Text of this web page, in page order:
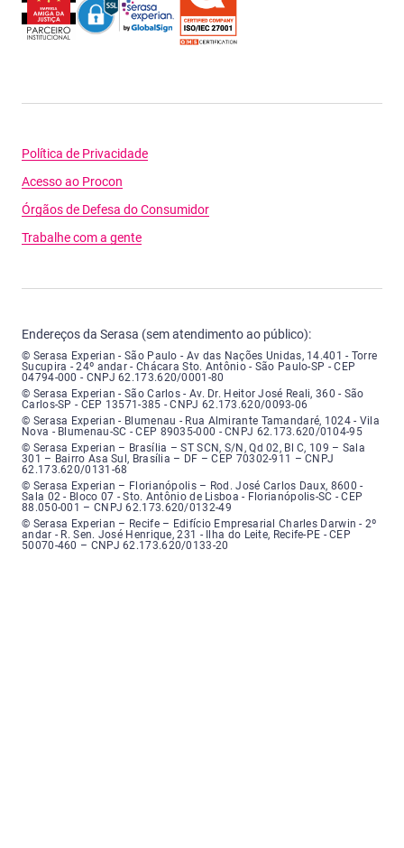
Política de Privacidade
Acesso ao Procon
Órgãos de Defesa do Consumidor
Trabalhe com a gente
Endereços da Serasa (sem atendimento ao público):
Serasa Experian - São Paulo - Endereço: Avenida das Nações Unidas,
© Serasa Experian - São Paulo - Av das Nações Unidas, 14.401 - Torre
Sucupira - 24º andar - Chácara Sto. Antônio - São Paulo-SP - CEP
04794-000 - CNPJ 62.173.620/0001-80
Serasa Experian - São Carlos - Endereço: Avenida Doutor Heitor José
© Serasa Experian - São Carlos - Av. Dr. Heitor José Reali, 360 - São
Carlos-SP - CEP 13571-385 - CNPJ 62.173.620/0093-06
Serasa Experian - Blumenau - Endereço: Rua Almirante Tamandaré,
© Serasa Experian - Blumenau - Rua Almirante Tamandaré, 1024 - Vila
Nova - Blumenau-SC - CEP 89035-000 - CNPJ 62.173.620/0104-95
Serasa Experian - Brasília, Endereço: Setor Comercial Norte, sem
© Serasa Experian – Brasília – ST SCN, S/N, Qd 02, Bl C, 109 – Sala
301 – Bairro Asa Sul, Brasília – DF – CEP 70302-911 – CNPJ
62.173.620/0131-68
Serasa Experian - Florianópolis, Endereço: Rodovia José Carlos, número
© Serasa Experian – Florianópolis – Rod. José Carlos Daux, 8600 -
Sala 02 - Bloco 07 - Sto. Antônio de Lisboa - Florianópolis-SC - CEP
88.050-001 – CNPJ 62.173.620/0132-49
Serasa Experian - Recife, Endereço: Edifício Empresarial Charles Darwin,
© Serasa Experian – Recife – Edifício Empresarial Charles Darwin - 2º
andar - R. Sen. José Henrique, 231 - Ilha do Leite, Recife-PE - CEP
50070-460 – CNPJ 62.173.620/0133-20